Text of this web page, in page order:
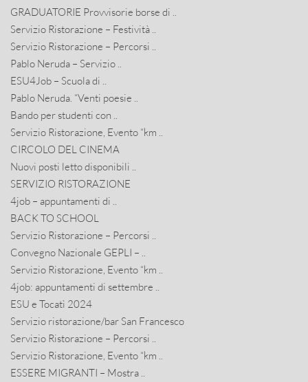
GRADUATORIE Provvisorie borse di ..
Servizio Ristorazione – Festività ..
Servizio Ristorazione – Percorsi ..
Pablo Neruda – Servizio ..
ESU4Job – Scuola di ..
Pablo Neruda. “Venti poesie ..
Bando per studenti con ..
Servizio Ristorazione, Evento “km ..
CIRCOLO DEL CINEMA
Nuovi posti letto disponibili ..
SERVIZIO RISTORAZIONE
4job – appuntamenti di ..
BACK TO SCHOOL
Servizio Ristorazione – Percorsi ..
Convegno Nazionale GEPLI – ..
Servizio Ristorazione, Evento “km ..
4job: appuntamenti di settembre ..
ESU e Tocatì 2024
Servizio ristorazione/bar San Francesco
Servizio Ristorazione – Percorsi ..
Servizio Ristorazione, Evento “km ..
ESSERE MIGRANTI – Mostra ..